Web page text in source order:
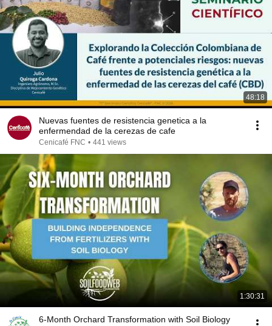
48:18
Nuevas fuentes de resistencia genetica a la
enfermendad de la cerezas de cafe
Cenicafé FNC • 441 views
1:30:31
6-Month Orchard Transformation with Soil Biology